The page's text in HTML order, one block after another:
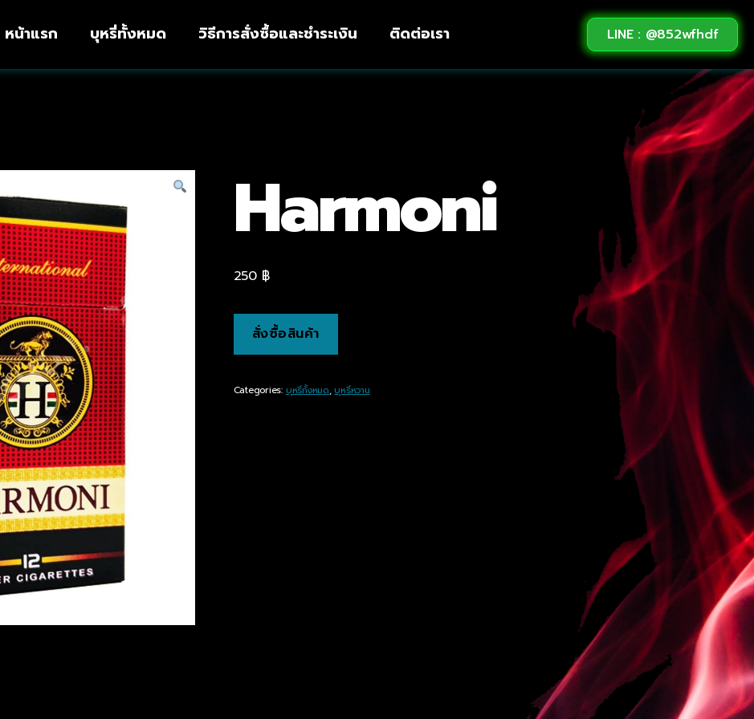
หน้าแรก บุหรี่ทั้งหมด วิธีการสั่งซื้อและชำระเงิน ติดต่อเรา LINE : @852wfhdf
Harmoni
250 ฿
สั่งซื้อสินค้า
Categories: บุหรี่ทั้งหมด,บุหรี่หวาน